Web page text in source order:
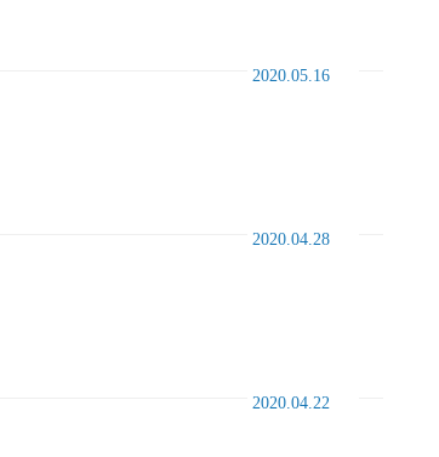
2020.05.16
2020.04.28
2020.04.22